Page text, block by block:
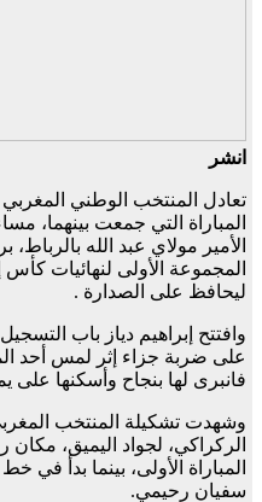
انشر
تعادل المنتخب الوطني
المباراة التي جمعت بينهما،
الأمير مولاي عبد الله
ليحافظ على الصدارة .
على ضربة جزاء إثر لمس أحد
فانبرى لها بنجاح وأسكنها على
وشهدت تشكيلة المنتخب
الركراكي، لجواد اليميق،
المباراة الأولى، بينما بدأ في
سفيان رحيمي.